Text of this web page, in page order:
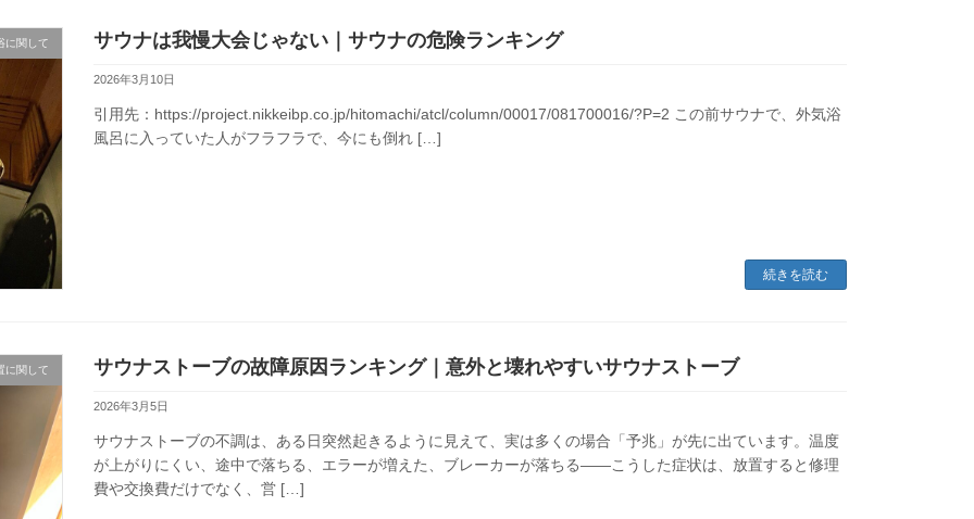
に関して サウナは我慢大会じゃない｜サウナの危険ランキング
2026年3月10日
引用先：https://project.nikkeibp.co.jp/hitomachi/atcl/column/00017/081700016/?P=2 この前サウナで、外気浴
風呂に入っていた人がフラフラで、今にも倒れ […]
続きを読む
に関して サウナストーブの故障原因ランキング｜意外と壊れやすいサウナストーブ
2026年3月5日
サウナストーブの不調は、ある日突然起きるように見えて、実は多くの場合「予兆」が先に出ています。温度
が上がりにくい、途中で落ちる、エラーが増えた、ブレーカーが落ちる——こうした症状は、放置すると修理
費や交換費だけでなく、営 […]